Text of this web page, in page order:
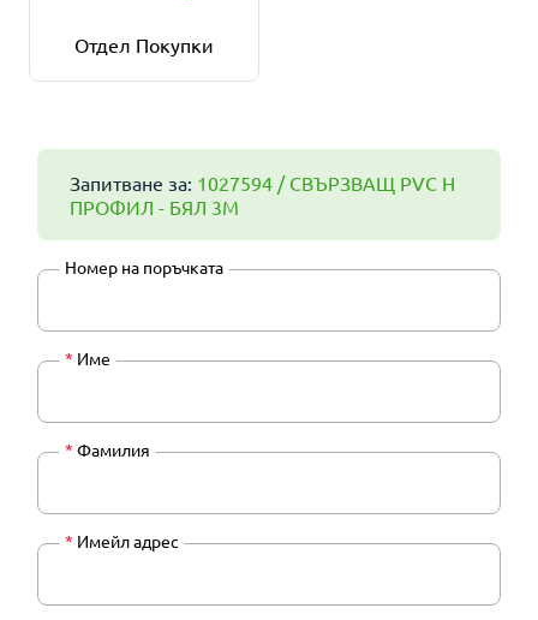
Отдел Покупки
Запитване за: 1027594 / СВЪРЗВАЩ PVC H
ПРОФИЛ - БЯЛ 3М
Номер на поръчката
* Име
* Фамилия
* Имейл адрес